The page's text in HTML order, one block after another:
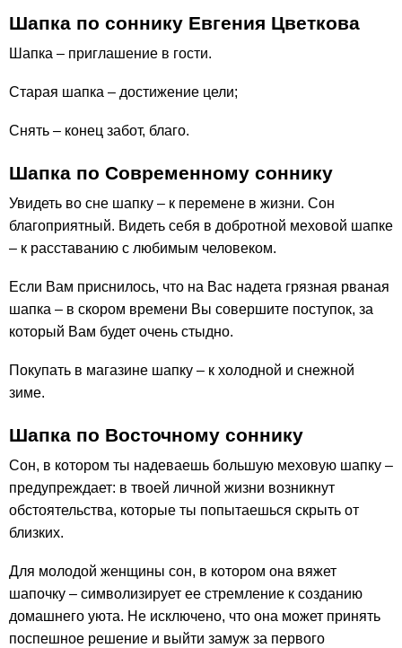
Шапка по соннику Евгения Цветкова
Шапка – приглашение в гости.
Старая шапка – достижение цели;
Снять – конец забот, благо.
Шапка по Современному соннику
Увидеть во сне шапку – к перемене в жизни. Сон
благоприятный. Видеть себя в добротной меховой шапке
– к расставанию с любимым человеком.
Если Вам приснилось, что на Вас надета грязная рваная
шапка – в скором времени Вы совершите поступок, за
который Вам будет очень стыдно.
Покупать в магазине шапку – к холодной и снежной
зиме.
Шапка по Восточному соннику
Сон, в котором ты надеваешь большую меховую шапку –
предупреждает: в твоей личной жизни возникнут
обстоятельства, которые ты попытаешься скрыть от
близких.
Для молодой женщины сон, в котором она вяжет
шапочку – символизирует ее стремление к созданию
домашнего уюта. Не исключено, что она может принять
поспешное решение и выйти замуж за первого